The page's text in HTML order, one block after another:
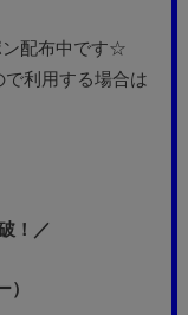
ン配布中です☆
で利用する場合は
！／
）